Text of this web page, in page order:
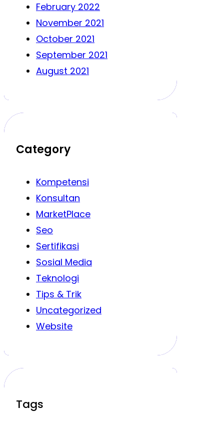
February 2022
November 2021
October 2021
September 2021
August 2021
Category
Kompetensi
Konsultan
MarketPlace
Seo
Sertifikasi
Sosial Media
Teknologi
Tips & Trik
Uncategorized
Website
Tags